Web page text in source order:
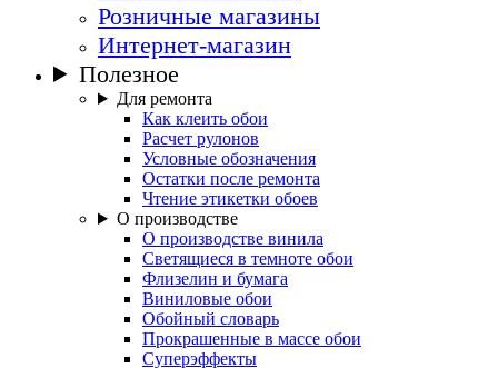
Розничные магазины
Интернет-магазин
Полезное
Для ремонта
Как клеить обои
Расчет рулонов
Условные обозначения
Остатки после ремонта
Чтение этикетки обоев
О производстве
О производстве винила
Светящиеся в темноте обои
Флизелин и бумага
Виниловые обои
Обойный словарь
Прокрашенные в массе обои
Суперэффекты